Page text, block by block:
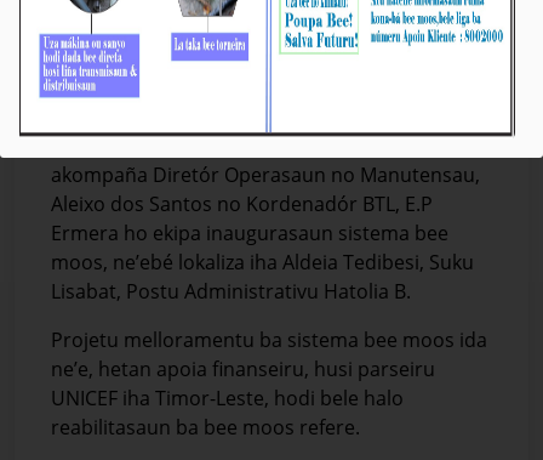
Média_BTL, E.P October-11-2023
Iha loron sanulu, fulan outobru, tinan rihun rua
rua nulu resin tolu, Vise-Prezidente Komisaun
Saneamentu no Drenagen, Gustavo da Cruz,
akompaña Diretór Operasaun no Manutensau,
Aleixo dos Santos no Kordenadór BTL, E.P
Ermera ho ekipa inaugurasaun sistema bee
moos, ne’ebé lokaliza iha Aldeia Tedibesi, Suku
Lisabat, Postu Administrativu Hatolia B.
Projetu melloramentu ba sistema bee moos ida
ne’e, hetan apoia finanseiru, husi parseiru
UNICEF iha Timor-Leste, hodi bele halo
reabilitasaun ba bee moos refere.